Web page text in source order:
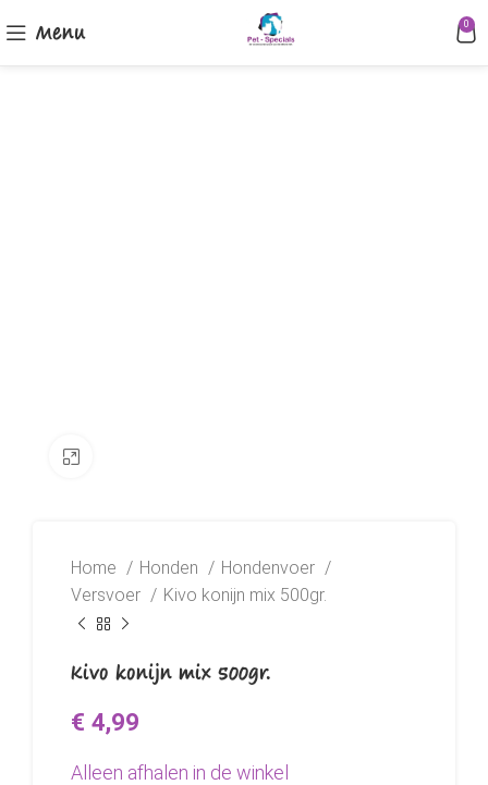
Menu 0
Home Honden
Hondenvoer
Versvoer
Kivo konijn mix 500gr.
Kivo konijn mix 500gr.
€ 4,99
Alleen afhalen in de winkel